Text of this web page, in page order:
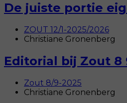
De juiste portie
ZOUT 12/1-2025/2026
Christiane Gronenberg
Editorial bij Zout 8
Zout 8/9-2025
Christiane Gronenberg